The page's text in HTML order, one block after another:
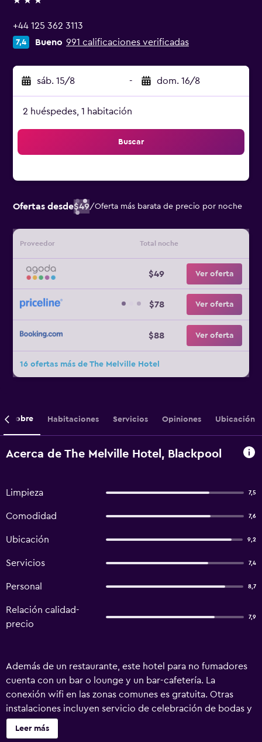
3 estrellas
+44 125 362 3113
7,4 Bueno 991 calificaciones verificadas
sáb. 15/8 - dom. 16/8
2 huéspedes, 1 habitación
Buscar
Ofertas desde$49/Oferta más barata de precio por noche
Proveedor Total noche
$49 Ver oferta
$78 Ver oferta
$88 Ver oferta
16 ofertas más de The Melville Hotel
Sobre Habitaciones Servicios Opiniones Ubicación
Acerca de The Melville Hotel, Blackpool
Limpieza 7,5
Comodidad 7,6
Ubicación 9,2
Servicios 7,4
Personal 8,7
Relación calidad-
precio
7,9
Además de un restaurante, este hotel para no fumadores
cuenta con un bar o lounge y un bar-cafetería. La
conexión wifi en las zonas comunes es gratuita. Otras
instalaciones incluyen servicio de celebración de bodas y
personal multilingüe. The Melville Hotel tiene 57
alojamientos. Se ofrece servicio de limpieza todos los
Leer más